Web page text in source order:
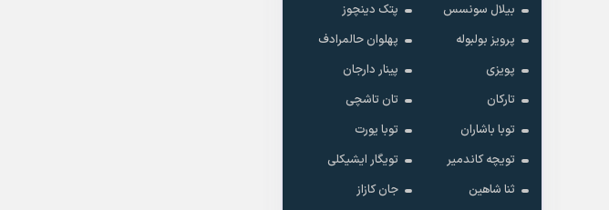
بیلال سونسس
پتک دینچوز
پرویز بولبوله
پهلوان حالمرادف
پویزی
پینار دارجان
تارکان
تان تاشچی
توبا باشاران
توبا یورت
تویچه کاندمیر
تویگار ایشیکلی
ثنا شاهین
جان کازاز